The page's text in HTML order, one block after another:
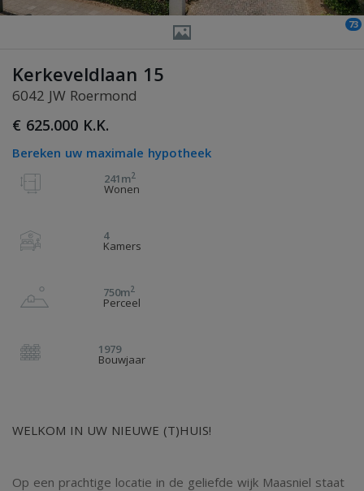
73
Kerkeveldlaan 15
6042 JW Roermond
€ 625.000 K.K.
Bereken uw maximale hypotheek
241m2
Wonen
4
Kamers
750m2
Perceel
1979
Bouwjaar
WELKOM IN UW NIEUWE (T)HUIS!
Op een prachtige locatie in de geliefde wijk Maasniel staat